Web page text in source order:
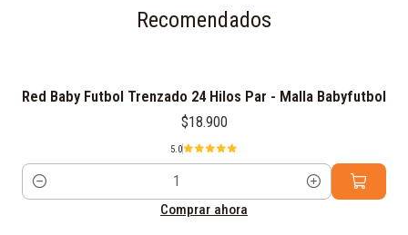
Recomendados
Red Baby Futbol Trenzado 24 Hilos Par - Malla Babyfutbol
$18.900
5.0
Cantidad
Comprar ahora